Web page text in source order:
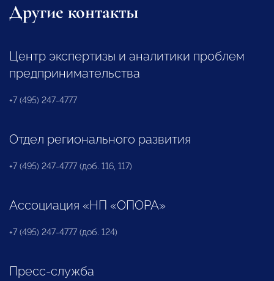
Другие контакты
Центр экспертизы и аналитики проблем
предпринимательства
+7 (495) 247-4777
Отдел регионального развития
+7 (495) 247-4777 (доб. 116, 117)
Ассоциация «НП «ОПОРА»
+7 (495) 247-4777 (доб. 124)
Пресс-служба